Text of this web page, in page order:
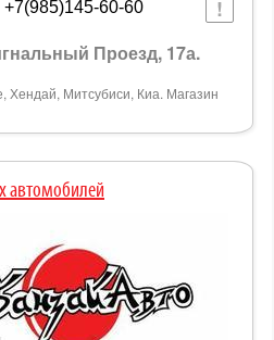
60-60
Проезд, 17а.
Митсубиси, Киа. Магазин
автомобилей